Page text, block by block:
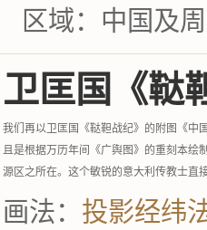
区域： 中国及
卫匡国《鞑
我们再以卫匡国《鞑靼战纪》的附图《
且是根据万历年间《广舆图》的重刻本绘
源区之所在。这个敏锐的意大利传教士直
画法： 投影经纬